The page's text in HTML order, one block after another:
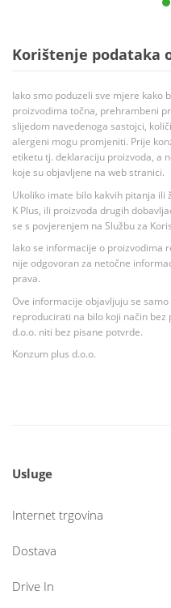
Korištenje podataka
Iako smo poduzeli sve mjere kako
proizvodima točna, prehrambeni
slijedom navedenoga sastojci,
alergeni mogu promjeniti. Prije
etiketu tj. deklaraciju proizvoda, a
koje su objavljene na web stranici.
Ukoliko imate bilo kakvih pitanja
K Plus, ili proizvoda drugih
se s povjerenjem na Službu za
Iako se informacije o proizvodima
nije odgovoran za netočne
prava.
Ove informacije objavljuju se
reproducirati na bilo koji način bez
d.o.o. niti bez pisane potvrde.
Konzum plus d.o.o.
Usluge
Internet trgovina
Dostava
Drive In